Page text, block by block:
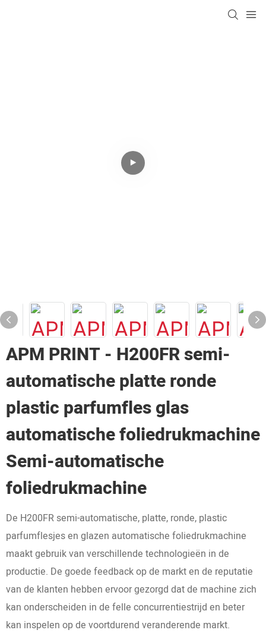
APM PRINT - H200FR semi-
automatische platte ronde
plastic parfumfles glas
automatische foliedrukmachine
Semi-automatische
foliedrukmachine
De H200FR semi-automatische, platte, ronde, plastic
parfumflesjes en glazen automatische foliedrukmachine
maakt gebruik van verschillende technologieën in de
productie. De goede feedback op de markt en de reputatie
van de klanten hebben ervoor gezorgd dat de machine zich
kan onderscheiden in de felle concurrentiestrijd en beter
kan inspelen op de voortdurend veranderende markt.